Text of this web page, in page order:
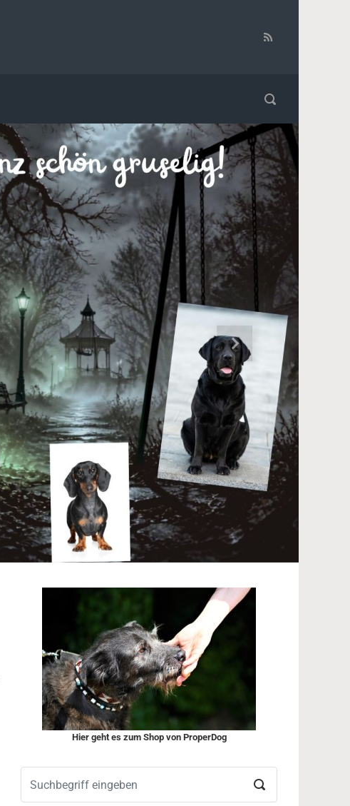
Nächster
Hier geht es zum Shop von ProperDog